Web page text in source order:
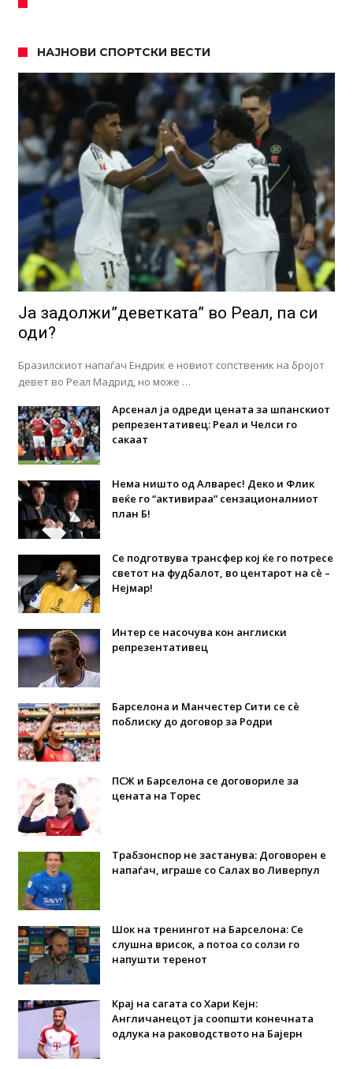
НАЈНОВИ СПОРТСКИ ВЕСТИ
Ја задолжи”деветката” во Реал, па си
оди?
Бразилскиот напаѓач Ендрик е новиот сопственик на бројот
девет во Реал Мадрид, но може …
Арсенал ја одреди цената за шпанскиот
репрезентативец: Реал и Челси го
сакаат
Нема ништо од Алварес! Деко и Флик
веќе го “активираа” сензационалниот
план Б!
Се подготвува трансфер кој ќе го потресе
светот на фудбалот, во центарот на сè –
Нејмар!
Интер се насочува кон англиски
репрезентативец
Барселона и Манчестер Сити се сè
поблиску до договор за Родри
ПСЖ и Барселона се договориле за
цената на Торес
Трабзонспор не застанува: Договорен е
напаѓач, играше со Салах во Ливерпул
Шок на тренингот на Барселона: Се
слушна врисок, а потоа со солзи го
напушти теренот
Крај на сагата со Хари Кејн:
Англичанецот ја соопшти конечната
одлука на раководството на Бајерн